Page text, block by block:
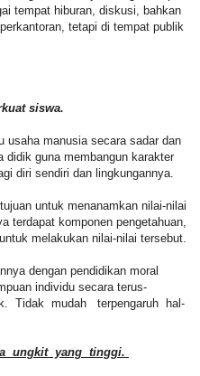
tempat hiburan, diskusi, bahkan
tetapi di tempat publik
siswa.
usaha manusia secara sadar dan
didik guna membangun karakter
diri sendiri dan lingkungannya.
untuk menanamkan nilai-nilai
terdapat komponen pengetahuan,
melakukan nilai-nilai tersebut.
dengan pendidikan moral
individu secara terus-
Tidak mudah terpengaruh hal-
ungkit yang tinggi.